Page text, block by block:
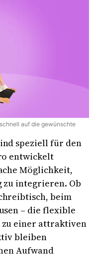
auf die gewünschte
speziell für den
entwickelt
Möglichkeit,
zu integrieren. Ob
beim
– die flexible
zu einer attraktiven
bleiben
Aufwand